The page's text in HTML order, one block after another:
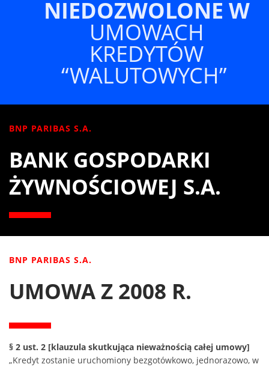
NIEDOZWOLONE W
UMOWACH
KREDYTÓW
“WALUTOWYCH”
BNP PARIBAS S.A.
BANK GOSPODARKI
ŻYWNOŚCIOWEJ S.A.
BNP PARIBAS S.A.
UMOWA Z 2008 R.
§ 2 ust. 2 [klauzula skutkująca nieważnością całej umowy]
„Kredyt zostanie uruchomiony bezgotówkowo, jednorazowo, w